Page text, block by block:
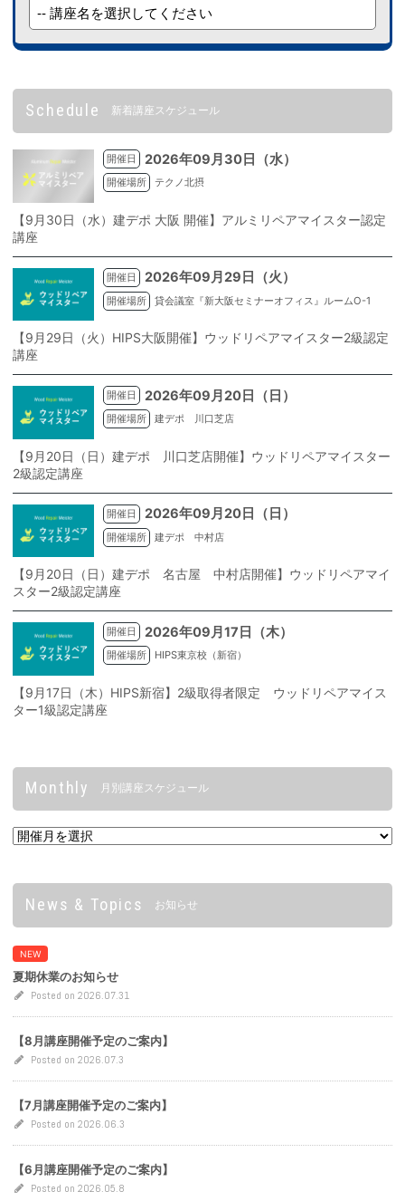
Schedule 新着講座スケジュール
開催日 2026年09月30日（水）
開催場所 テクノ北摂
【9月30日（水）建デポ 大阪 開催】アルミリペアマイスター認定
講座
開催日 2026年09月29日（火）
開催場所 貸会議室『新大阪セミナーオフィス』ルームO-1
【9月29日（火）HIPS大阪開催】ウッドリペアマイスター2級認定
講座
開催日 2026年09月20日（日）
開催場所 建デポ 川口芝店
【9月20日（日）建デポ 川口芝店開催】ウッドリペアマイスター
2級認定講座
開催日 2026年09月20日（日）
開催場所 建デポ 中村店
【9月20日（日）建デポ 名古屋 中村店開催】ウッドリペアマイ
スター2級認定講座
開催日 2026年09月17日（木）
開催場所 HIPS東京校（新宿）
【9月17日（木）HIPS新宿】2級取得者限定 ウッドリペアマイス
ター1級認定講座
Monthly 月別講座スケジュール
News & Topics お知らせ
NEW
夏期休業のお知らせ
Posted on 2026.07.31
【8月講座開催予定のご案内】
Posted on 2026.07.3
【7月講座開催予定のご案内】
Posted on 2026.06.3
【6月講座開催予定のご案内】
Posted on 2026.05.8